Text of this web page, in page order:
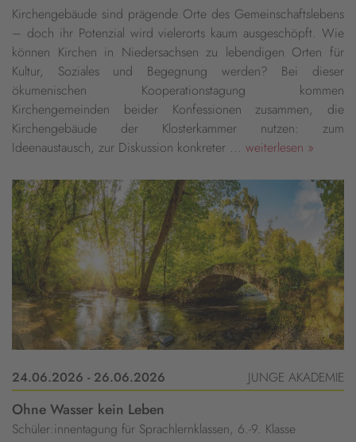
Kirchengebäude sind prägende Orte des Gemeinschaftslebens
– doch ihr Potenzial wird vielerorts kaum ausgeschöpft. Wie
können Kirchen in Niedersachsen zu lebendigen Orten für
Kultur, Soziales und Begegnung werden? Bei dieser
ökumenischen Kooperationstagung kommen
Kirchengemeinden beider Konfessionen zusammen, die
Kirchengebäude der Klosterkammer nutzen: zum
Ideenaustausch, zur Diskussion konkreter ... weiterlesen »
24.06.2026 - 26.06.2026 JUNGE AKADEMIE
Ohne Wasser kein Leben
Schüler:innentagung für Sprachlernklassen, 6.-9. Klasse